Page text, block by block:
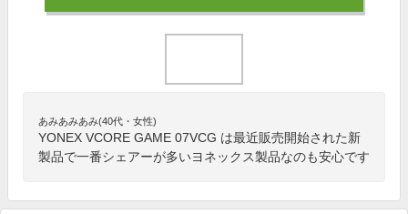
あみあみあみ(40代・女性)
YONEX VCORE GAME 07VCG は最近販売開始された新
製品で一番シェアーが多いヨネックス製品なのも安心です